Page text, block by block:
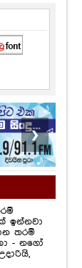
❯
ඉන්නවා
තරම්
- නගෝ